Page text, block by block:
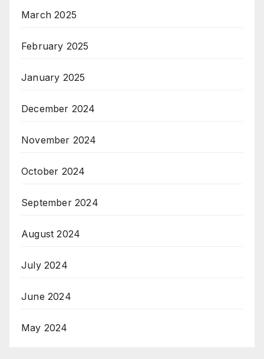
March 2025
February 2025
January 2025
December 2024
November 2024
October 2024
September 2024
August 2024
July 2024
June 2024
May 2024